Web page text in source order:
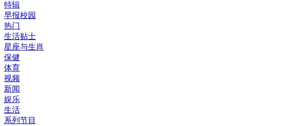
特辑
早报校园
热门
生活贴士
星座与生肖
保健
体育
视频
新闻
娱乐
生活
系列节目